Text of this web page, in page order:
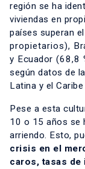
región se ha
viviendas en
países superan
propietarios),
y Ecuador (68,8
según datos de
Latina y el Caribe
Pese a esta
10 o 15 años se
arriendo. Esto,
crisis en el
caros, tasas de